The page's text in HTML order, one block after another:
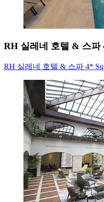
RH 실레네 호텔 & 스파
RH 실레네 호텔 & 스파 4*